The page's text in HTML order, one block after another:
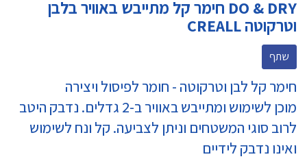
DO & DRY חימר קל מתייבש באוויר בלבן
וטרקוטה CREALL
שתף
חימר קל לבן וטרקוטה - חומר לפיסול ויצירה
מוכן לשימוש ומתייבש באוויר ב-2 גדלים. נדבק היטב
לרוב סוגי המשטחים וניתן לצביעה. קל ונח לשימוש
ואינו נדבק לידיים